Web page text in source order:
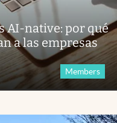
AI-native: por qué
a las empresas
Members